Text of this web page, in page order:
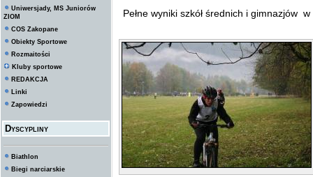
Uniwersjady, MS Juniorów
ZIOM
COS Zakopane
Obiekty Sportowe
Rozmaitości
Kluby sportowe
REDAKCJA
Linki
Zapowiedzi
Dyscypliny
Biathlon
Biegi narciarskie
Pełne wyniki szkół średnich i gimnazjów